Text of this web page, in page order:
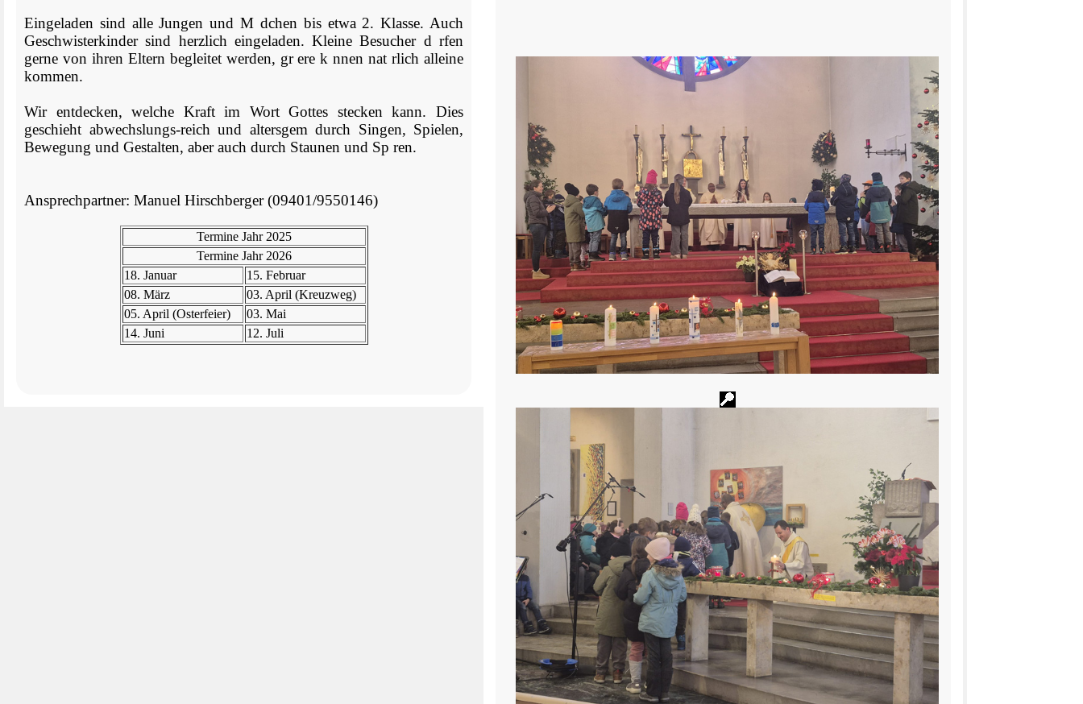
Eingeladen sind alle Jungen und M dchen bis etwa 2. Klasse. Auch
Geschwisterkinder sind herzlich eingeladen. Kleine Besucher d rfen
gerne von ihren Eltern begleitet werden, gr ere k nnen nat rlich alleine
kommen.
Wir entdecken, welche Kraft im Wort Gottes stecken kann. Dies
geschieht abwechslungs-reich und altersgem durch Singen, Spielen,
Bewegung und Gestalten, aber auch durch Staunen und Sp ren.
Ansprechpartner: Manuel Hirschberger (09401/9550146)
Termine Jahr 2025
Termine Jahr 2026
18. Januar
15. Februar
08. März
03. April (Kreuzweg)
05. April (Osterfeier)
03. Mai
14. Juni
12. Juli